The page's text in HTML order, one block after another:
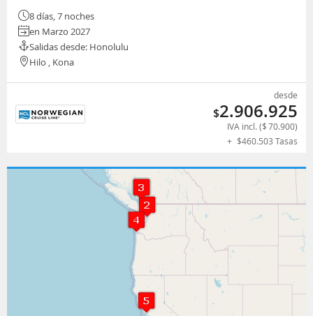
8 días, 7 noches
en Marzo 2027
Salidas desde: Honolulu
Hilo , Kona
desde
$2.906.925
IVA incl. ($70.900)
+ $460.503 Tasas